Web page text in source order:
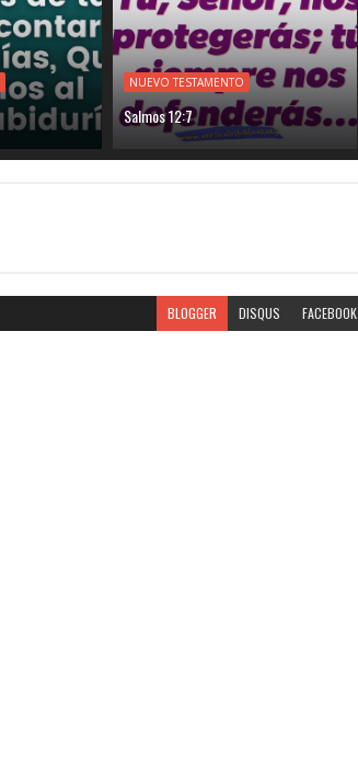
NUEVO TESTAMENTO
Salmos 12:7
BLOGGER DISQUS FACEBOOK